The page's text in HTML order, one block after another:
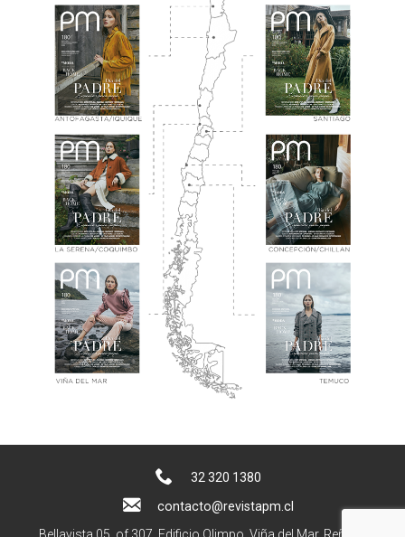
32 320 1380
contacto@revistapm.cl